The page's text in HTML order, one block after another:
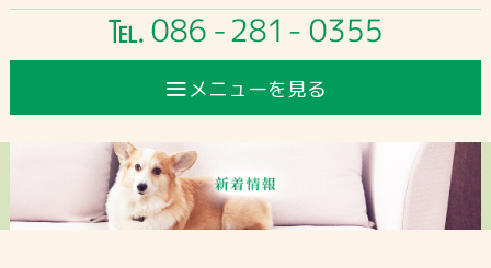
≡メニューを見る